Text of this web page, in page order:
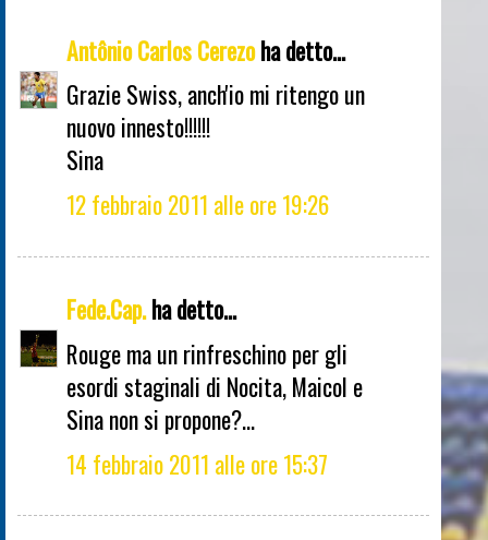
Antônio Carlos Cerezoha detto...
Grazie Swiss, anch'io mi ritengo un
nuovo innesto!!!!!!
Sina
12 febbraio 2011 alle ore 19:26
Fede.Cap.ha detto...
Rouge ma un rinfreschino per gli
esordi staginali di Nocita, Maicol e
Sina non si propone?...
14 febbraio 2011 alle ore 15:37